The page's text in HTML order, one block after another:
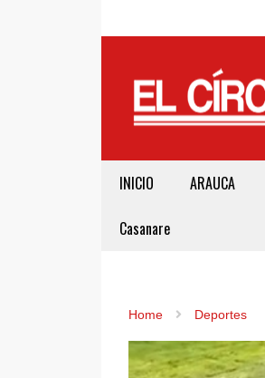
INICIO ARAUCA
Casanare
Home Deportes